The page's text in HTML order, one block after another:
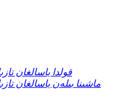
قولدا ياسالغان
ماشىنا بىلەن ياسالغان